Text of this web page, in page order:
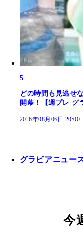
5
どの時間も見逃せ
開幕！【週プレ グ
2026年08月06日 20:00
グラビアニュー
今